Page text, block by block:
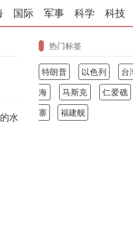
国际 军事 科学 科技
水
热门标签
特朗普 以色列 台
海
马斯克 仁爱礁
寨
福建舰